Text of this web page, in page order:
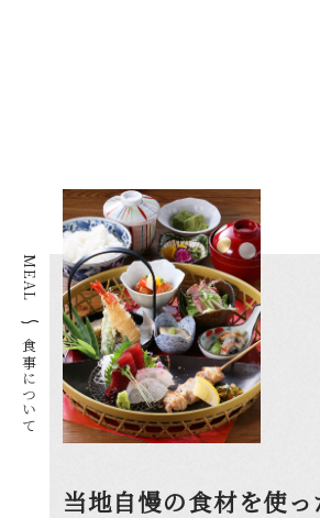
MEAL
食事について
当地自慢の食材を使っ